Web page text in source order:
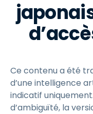
Ce contenu a été
d’une intelligence
indicatif
d’ambiguïté, la